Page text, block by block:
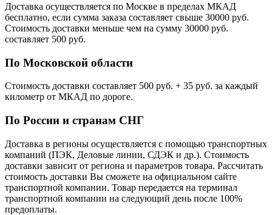
Доставка осуществляется по Москве в пределах МКАД
бесплатно, если сумма заказа составляет свыше 30000 руб.
Стоимость доставки меньше чем на сумму 30000 руб.
cоставляет 500 руб.
По Московской области
Стоимость доставки cоставляет 500 руб. + 35 руб. за каждый
километр от МКАД по дороге.
По России и странам СНГ
Доставка в регионы осуществляется с помощью транспортных
компаний (ПЭК, Деловые линии, СДЭК и др.). Стоимость
доставки зависит от региона и параметров товара. Рассчитать
стоимость доставки Вы сможете на официальном сайте
транспортной компании. Товар передается на терминал
транспортной компании на следующий день после 100%
предоплаты.